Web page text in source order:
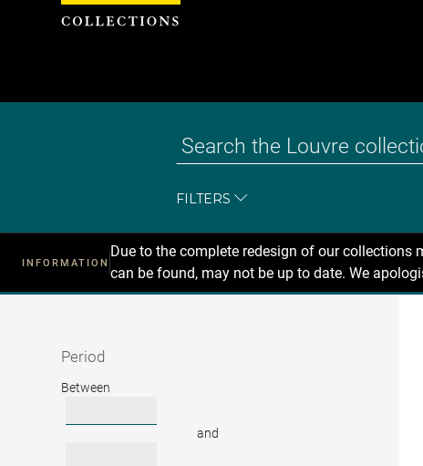
FILTERS
INFORMATION
Due to the complete redesign of our
can be found, may not be up to date. We
Recherche
Period
Period
Between
and
Cookies management panel